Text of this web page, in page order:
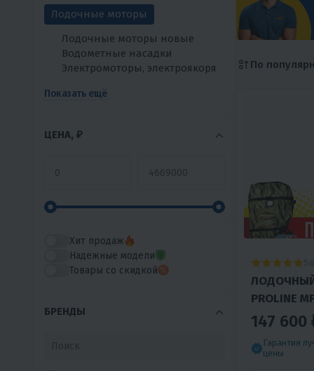
Лодочные моторы
Лодочные моторы новые
Водометные насадки
Электромоторы, электроякоря
Показать ещё
ЦЕНА, ₽
Хит продаж
Надежные модели
Товары со скидкой
БРЕНДЫ
По
ЛОДОЧНЫЙ
PROLINE
147 600
Гарантия
цены